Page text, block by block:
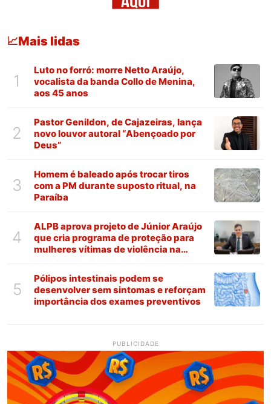
📈Mais lidas
1
Luto no forró: morre Netto Araújo,
vocalista da banda Collo de Menina,
aos 45 anos
2
Pastor Genildon, de Cajazeiras, lança
novo louvor autoral “Abençoado por
Deus”
3
Homem é baleado após trocar tiros
com a PM durante suposto ritual, na
Paraíba
4
ALPB aprova projeto de Júnior Araújo
que cria programa de proteção para
mulheres vítimas de violência na
5
Pólipos intestinais podem se
desenvolver sem sintomas e reforçam
importância dos exames preventivos
PUBLICIDADE